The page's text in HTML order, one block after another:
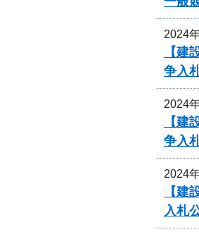
2024
【
争入
2024
【
争入
2024
【
入札